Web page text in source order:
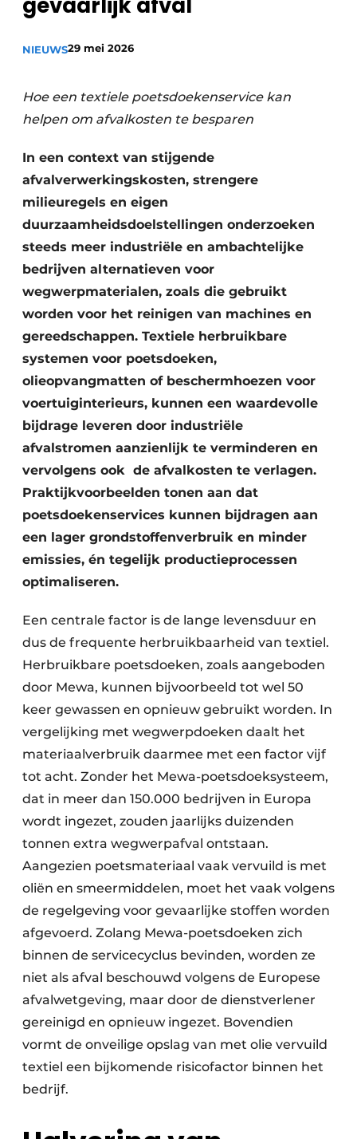
Vacature aanmelden
Vacatures
NIEUWS29 mei 2026
Hoe een textiele poetsdoekenservice kan
helpen om afvalkosten te besparen
In een context van stijgende
afvalverwerkingskosten, strengere
milieuregels en eigen
duurzaamheidsdoelstellingen onderzoeken
steeds meer industriële en ambachtelijke
bedrijven alternatieven voor
wegwerpmaterialen, zoals die gebruikt
worden voor het reinigen van machines en
gereedschappen. Textiele herbruikbare
systemen voor poetsdoeken,
olieopvangmatten of beschermhoezen voor
voertuiginterieurs, kunnen een waardevolle
bijdrage leveren door industriële
afvalstromen aanzienlijk te verminderen en
vervolgens ook de afvalkosten te verlagen.
Praktijkvoorbeelden tonen aan dat
poetsdoekenservices kunnen bijdragen aan
een lager grondstoffenverbruik en minder
emissies, én tegelijk productieprocessen
optimaliseren.
Een centrale factor is de lange levensduur en
dus de frequente herbruikbaarheid van textiel.
Herbruikbare poetsdoeken, zoals aangeboden
door Mewa, kunnen bijvoorbeeld tot wel 50
keer gewassen en opnieuw gebruikt worden. In
vergelijking met wegwerpdoeken daalt het
materiaalverbruik daarmee met een factor vijf
tot acht. Zonder het Mewa-poetsdoeksysteem,
dat in meer dan 150.000 bedrijven in Europa
wordt ingezet, zouden jaarlijks duizenden
tonnen extra wegwerpafval ontstaan.
Aangezien poetsmateriaal vaak vervuild is met
oliën en smeermiddelen, moet het vaak volgens
de regelgeving voor gevaarlijke stoffen worden
afgevoerd. Zolang Mewa-poetsdoeken zich
binnen de servicecyclus bevinden, worden ze
niet als afval beschouwd volgens de Europese
afvalwetgeving, maar door de dienstverlener
gereinigd en opnieuw ingezet. Bovendien
vormt de onveilige opslag van met olie vervuild
textiel een bijkomende risicofactor binnen het
bedrijf.